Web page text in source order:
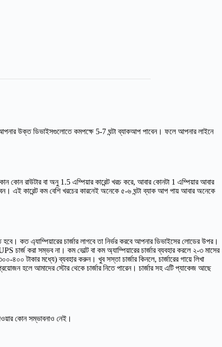
আপনার উক্ত ডিভাইসগুলোতে কমপক্ষে 5-7 ঘন্টা ব্যাকআপ পাবেন। ফলে আপনার লাইনে
কোন রাউটার বা অনু 1.5 এম্পিয়ার কারেন্ট খরচ করে, আবার কোনটা 1 এম্পিয়ার আবার
এই কারেন্ট কম বেশি খরচের কারনেই অনেকে ৫-৬ ঘন্টা ব্যাক আপ পায় আবার অনেকে
কত এ্যাম্পিয়ারের চার্জার লাগবে তা নির্ভর করবে আপনার ডিভাইসের লোডের উপর।
করা সম্ভব না। কম ভোল্ট বা কম অ্যাম্পিয়ারের চার্জার ব্যবহার করলে ২-৩ মাসের
৪০০ টাকার মধ্যে) ব্যবহার করুন। খুব সস্তা চার্জার কিনলে, চার্জারের গায়ে লিখা
হলে আমাদের স্টোর থেকে চার্জার নিতে পারেন। চার্জার সহ এটি প্যাকেজ আছে
কোন সম্ভাবনাও নেই।